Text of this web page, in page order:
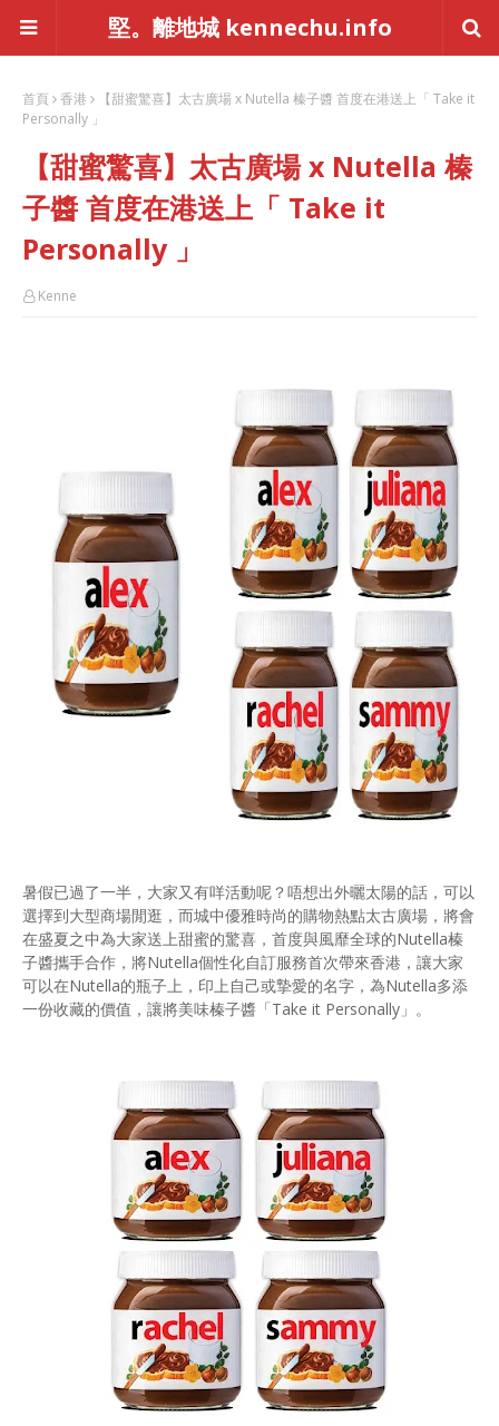
堅。離地城 kennechu.info
首頁 香港
【甜蜜驚喜】太古廣場 x Nutella 榛子醬 首度在港送上「 Take it
Personally 」
【甜蜜驚喜】太古廣場 x Nutella 榛
子醬 首度在港送上「 Take it
Personally 」
Kenne
暑假已過了一半，大家又有咩活動呢？唔想出外曬太陽的話，可以
選擇到大型商場閒逛，而城中優雅時尚的購物熱點太古廣場，將會
在盛夏之中為大家送上甜蜜的驚喜，首度與風靡全球的Nutella榛
子醬攜手合作，將Nutella個性化自訂服務首次帶來香港，讓大家
可以在Nutella的瓶子上，印上自己或摯愛的名字，為Nutella多添
一份收藏的價值，讓將美味榛子醬「Take it Personally」。